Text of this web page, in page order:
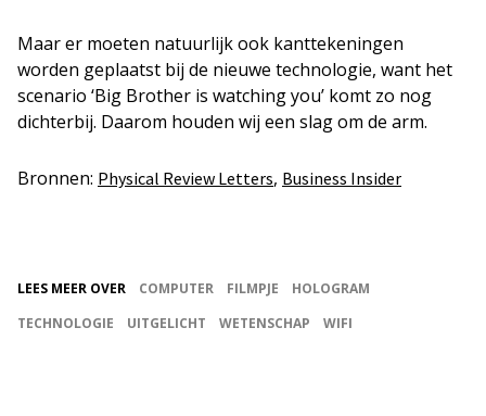
Maar er moeten natuurlijk ook kanttekeningen
worden geplaatst bij de nieuwe technologie, want het
scenario ‘Big Brother is watching you’ komt zo nog
dichterbij. Daarom houden wij een slag om de arm.
Bronnen: Physical Review Letters, Business Insider
LEES MEER OVER COMPUTER FILMPJE
HOLOGRAM
TECHNOLOGIE
UITGELICHT WETENSCHAP WIFI